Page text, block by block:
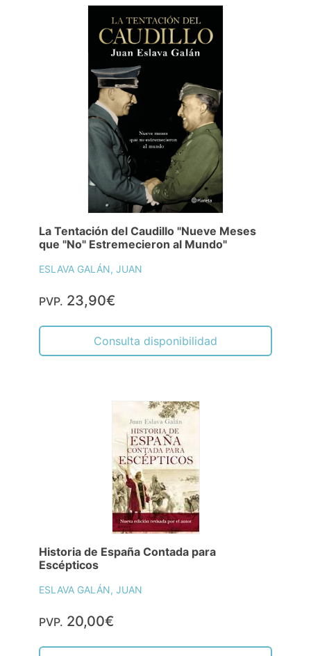
La Tentación del Caudillo "Nueve Meses
que "No" Estremecieron al Mundo"
ESLAVA GALÁN, JUAN
PVP. 23,90€
Consulta disponibilidad
Historia de España Contada para
Escépticos
ESLAVA GALÁN, JUAN
PVP. 20,00€